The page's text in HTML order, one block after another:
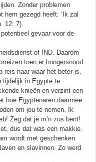
Zonder problemen
hem gezegd heeft: ‘Ik zal
12: 7).
gevaar voor de
of IND. Daarom
toen er hongersnood
naar waar het beter is.
tijdelijk in Egypte te
knieën en verzint een
hoe Egyptenaren daarmee
om jou te nemen. Ik
Zeg dat je m’n zus bent!
dus dat was een makkie.
wordt met geschenken
en slavinnen. Zo werd